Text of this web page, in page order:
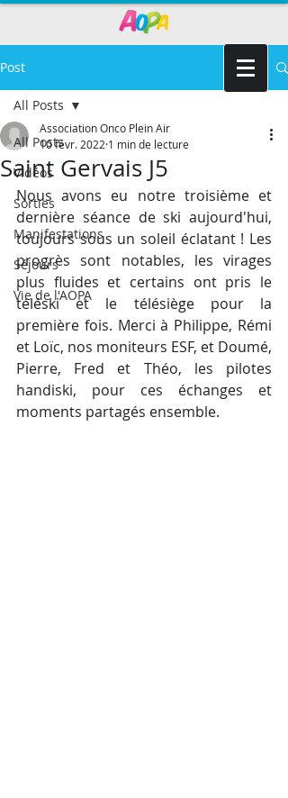
Post
All Posts
Vidéos
Sorties
Manifestations
Séjours
Vie de l'AOPA
All Posts
Saint Gervais J5
Association Onco Plein Air
10 févr. 2022 1 min de lecture
Nous avons eu notre troisième et
dernière séance de ski aujourd'hui,
toujours sous un soleil éclatant ! Les
progrès sont notables, les virages
plus fluides et certains ont pris le
téléski et le télésiège pour la
première fois. Merci à Philippe, Rémi
et Loïc, nos moniteurs ESF, et Doumé,
Pierre, Fred et Théo, les pilotes
handiski, pour ces échanges et
moments partagés ensemble.